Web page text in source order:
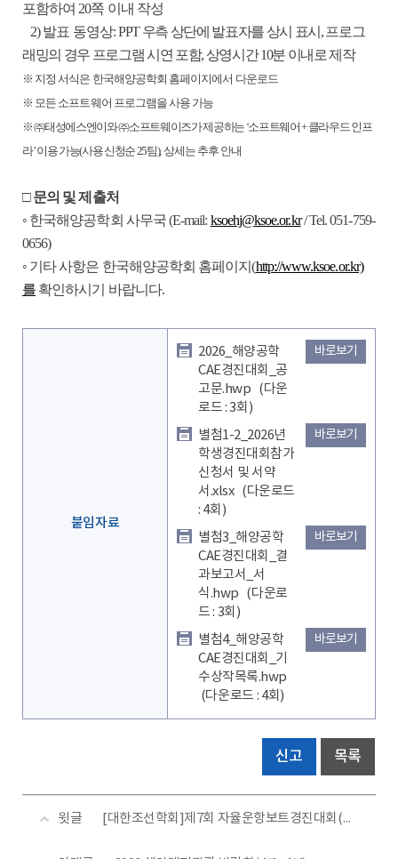
포함하여 20쪽 이내 작성
2)발표 동영상:PPT우측 상단에 발표자를 상시 표시 , 프로그
래밍의 경우 프로그램 시연 포함, 상영시간10분 이내로 제작
※ 지정 서식은 한국해양공학회 홈페이지에서 다운로드
※ 모든 소프트웨어 프로그램을 사용 가능
※ ㈜태성에스엔이와㈜소프트웨이즈가 제공하는 ‘소프트웨어+클라우드 인프
라’이용 가능(사용 신청순25팀),상세는 추후 안내
□문의 및 제출처
◦ 한국해양공학회 사무국(E-mail: ksoehj@ksoe.or.kr/ Tel. 051-759-
0656)
◦ 기타 사항은 한국해양공학회 홈페이지(http://www.ksoe.or.kr)
를 확인하시기 바랍니다.
붙임자료
2026_해양공학
CAE경진대회_공
고문.hwp (다운
로드 : 3회)
바로보기
별첨1-2_2026년
학생경진대회참가
신청서 및 서약
서.xlsx (다운로드
: 4회)
바로보기
별첨3_해양공학
CAE경진대회_결
과보고서_서
식.hwp (다운로
드 : 3회)
바로보기
별첨4_해양공학
CAE경진대회_기
수상작목록.hwp
(다운로드 : 4회)
바로보기
신고 목록
윗글 [대한조선학회]제7회 자율운항보트경진대회(KABOAT 2026) 참가 신청 안내(신청기간: 5/11까지)